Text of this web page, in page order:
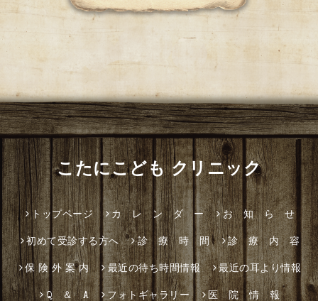
こたにこども クリニック
トップページ カ レ ン ダ ー お 知 ら せ
初めて受診する方へ 診 療 時 間 診 療 内 容
保 険 外 案 内 最近の待ち時間情報 最近の耳より情報
Q ＆ A フォトギャラリー 医 院 情 報